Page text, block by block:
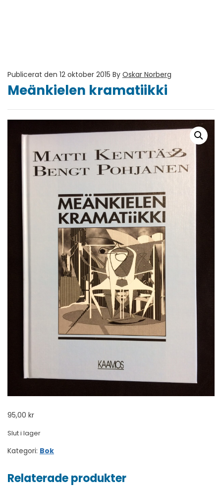
Publicerat den 12 oktober 2015 By Oskar Norberg
Meänkielen kramatiikki
95,00 kr
Slut i lager
Kategori: Bok
Relaterade produkter